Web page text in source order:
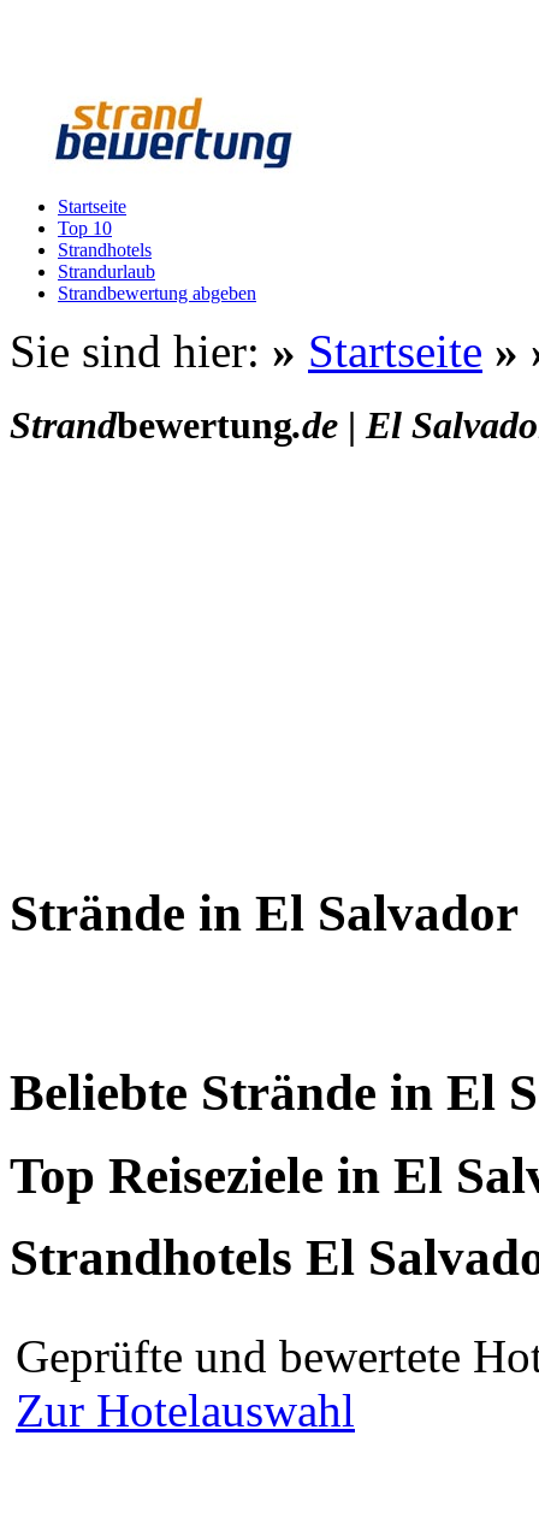
Startseite
Top 10
Strandhotels
Strandurlaub
Strandbewertung abgeben
Sie sind hier: » Startseite »
Strandbewertung.de |El
Strände in El Salvador
Beliebte Strände in El
Top Reiseziele in El
Strandhotels El
Geprüfte und bewertete
Zur Hotelauswahl